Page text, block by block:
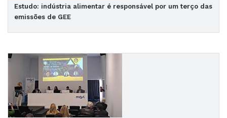
Estudo: indústria alimentar é responsável por um terço das
emissões de GEE